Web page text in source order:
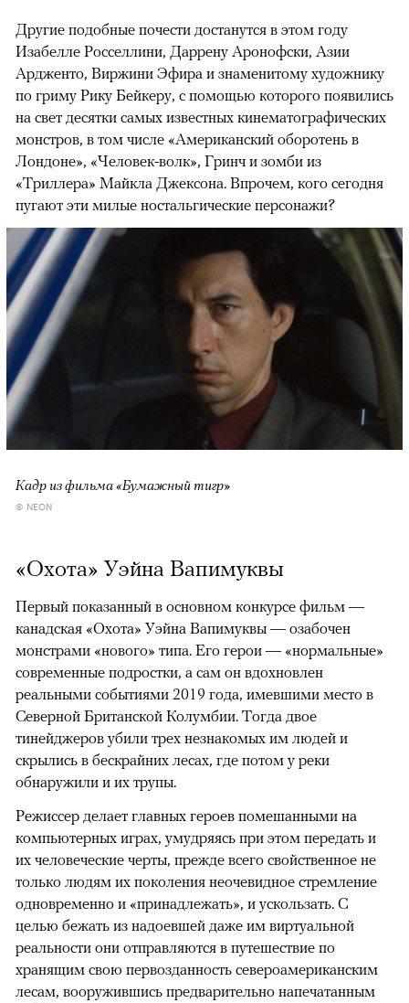
Другие подобные почести достанутся в этом году
Изабелле Росселлини, Даррену Аронофски, Азии
Ардженто, Виржини Эфира и знаменитому художнику
по гриму Рику Бейкеру, с помощью которого появились
на свет десятки самых известных кинематографических
монстров, в том числе «Американский оборотень в
Лондоне», «Человек-волк», Гринч и зомби из
«Триллера» Майкла Джексона. Впрочем, кого сегодня
пугают эти милые ностальгические персонажи?
Кадр из фильма «Бумажный тигр»
© NEON
«Охота» Уэйна Вапимуквы
Первый показанный в основном конкурсе фильм —
канадская «Охота» Уэйна Вапимуквы — озабочен
монстрами «нового» типа. Его герои — «нормальные»
современные подростки, а сам он вдохновлен
реальными событиями 2019 года, имевшими место в
Северной Британской Колумбии. Тогда двое
тинейджеров убили трех незнакомых им людей и
скрылись в бескрайних лесах, где потом у реки
обнаружили и их трупы.
Режиссер делает главных героев помешанными на
компьютерных играх, умудряясь при этом передать и
их человеческие черты, прежде всего свойственное не
только людям их поколения неочевидное стремление
одновременно и «принадлежать», и ускользать. С
целью бежать из надоевшей даже им виртуальной
реальности они отправляются в путешествие по
хранящим свою первозданность североамериканским
лесам, вооружившись предварительно напечатанным